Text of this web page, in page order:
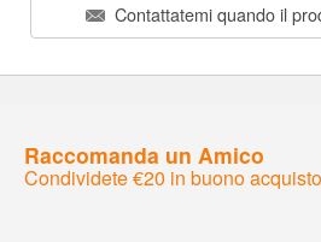
Contattatemi quando il
Raccomanda un Amico
Condividete €20 in buono